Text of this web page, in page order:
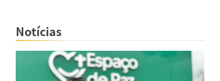
Notícias